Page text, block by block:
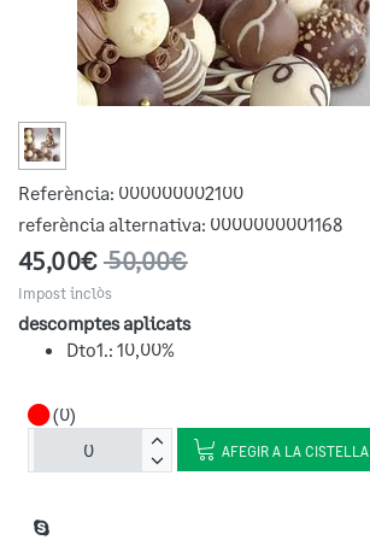
Referència: 000000002100
referència alternativa: 0000000001168
45,00€ 50,00€
Impost inclòs
descomptes aplicats
Dto1.: 10,00%
(0)
AFEGIR A LA CISTELLA